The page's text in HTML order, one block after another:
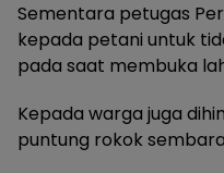
Sementara petugas
kepada petani untuk
pada saat membuka
Kepada warga juga
puntung rokok